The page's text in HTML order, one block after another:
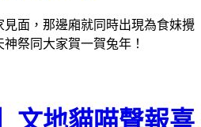
面，那邊廂就同時出現為食妹攪
祭同大家賀一賀兔年！
文地貓喵聲報喜